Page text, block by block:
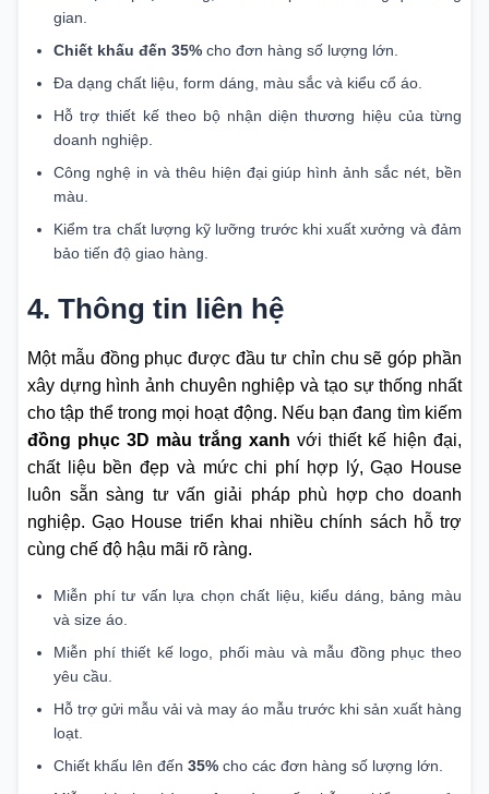
gian.
Chiết khấu đến 35% cho đơn hàng số lượng lớn.
Đa dạng chất liệu, form dáng, màu sắc và kiểu cổ áo.
Hỗ trợ thiết kế theo bộ nhận diện thương hiệu của từng
doanh nghiệp.
Công nghệ in và thêu hiện đại giúp hình ảnh sắc nét, bền
màu.
Kiểm tra chất lượng kỹ lưỡng trước khi xuất xưởng và đảm
bảo tiến độ giao hàng.
4. Thông tin liên hệ
Một mẫu đồng phục được đầu tư chỉn chu sẽ góp phần
xây dựng hình ảnh chuyên nghiệp và tạo sự thống nhất
cho tập thể trong mọi hoạt động. Nếu bạn đang tìm kiếm
đồng phục 3D màu trắng xanh với thiết kế hiện đại,
chất liệu bền đẹp và mức chi phí hợp lý, Gạo House
luôn sẵn sàng tư vấn giải pháp phù hợp cho doanh
nghiệp. Gạo House triển khai nhiều chính sách hỗ trợ
cùng chế độ hậu mãi rõ ràng.
Miễn phí tư vấn lựa chọn chất liệu, kiểu dáng, bảng màu
và size áo.
Miễn phí thiết kế logo, phối màu và mẫu đồng phục theo
yêu cầu.
Hỗ trợ gửi mẫu vải và may áo mẫu trước khi sản xuất hàng
loạt.
Chiết khấu lên đến 35% cho các đơn hàng số lượng lớn.